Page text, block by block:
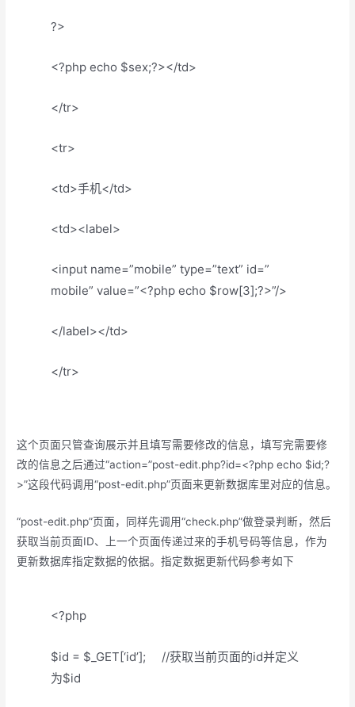
?>
<?php echo $sex;?></td>
</tr>
<tr>
<td>手机</td>
<td><label>
<input name=”mobile” type=”text” id=”
mobile” value=”<?php echo $row[3];?>”/>
</label></td>
</tr>
这个页面只管查询展示并且填写需要修改的信息，填写完需要修
改的信息之后通过“action=”post-edit.php?id=<?php echo $id;?
>”这段代码调用“post-edit.php”页面来更新数据库里对应的信息。
“post-edit.php”页面，同样先调用“check.php”做登录判断，然后
获取当前页面ID、上一个页面传递过来的手机号码等信息，作为
更新数据库指定数据的依据。指定数据更新代码参考如下
<?php
$id = $_GET[‘id’]; //获取当前页面的id并定义
为$id